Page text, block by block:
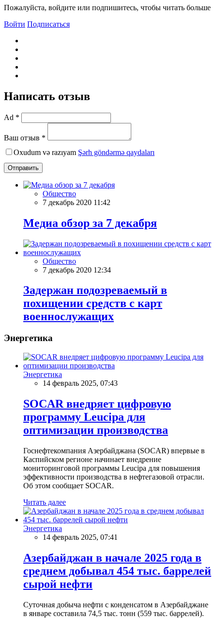
Пожалуйста, войдите или подпишитесь, чтобы читать больше
Войти Подписаться
Написать отзыв
Ad *
Ваш отзыв *
Oxudum və razıyam Şərh göndərmə qaydaları
Отправить
Общество
7 декабрь 2020 11:42
Meдиа обзор за 7 декабря
Общество
7 декабрь 2020 12:34
Задержан подозреваемый в
похищении средств с карт
военнослужащих
Энергетика
Энергетика
14 февраль 2025, 07:43
SOCAR внедряет цифровую
программу Leucipa для
оптимизации производства
Госнефтекомпания Азербайджана (SOCAR) впервые в
Каспийском регионе начинает внедрение
мониторинговой программы Leucipa для повышения
эффективности производства в нефтегазовой отрасли.
Об этом сообщает SOCAR.
Читать далее
Энергетика
14 февраль 2025, 07:41
Азербайджан в начале 2025 года в
среднем добывал 454 тыс. баррелей
сырой нефти
Суточная добыча нефти с конденсатом в Азербайджане
в январе составила 74,5 тыс. тонн (559 тыс. баррелей).